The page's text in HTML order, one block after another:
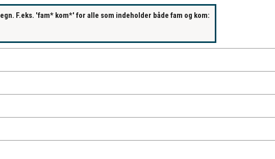
F.eks. 'fam* kom*' for alle som indeholder både fam og kom: